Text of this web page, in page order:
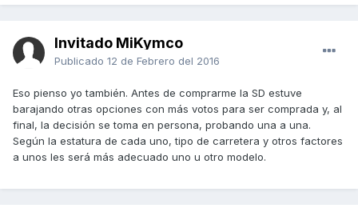
Invitado MiKymco
Publicado 12 de Febrero del 2016
Eso pienso yo también. Antes de comprarme la SD estuve
barajando otras opciones con más votos para ser comprada y, al
final, la decisión se toma en persona, probando una a una.
Según la estatura de cada uno, tipo de carretera y otros factores
a unos les será más adecuado uno u otro modelo.